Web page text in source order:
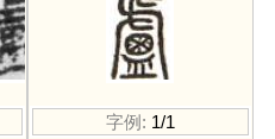
字例: 1/1